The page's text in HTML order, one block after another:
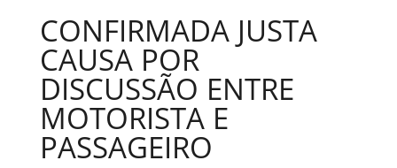
CONFIRMADA JUSTA
CAUSA POR
DISCUSSÃO ENTRE
MOTORISTA E
PASSAGEIRO